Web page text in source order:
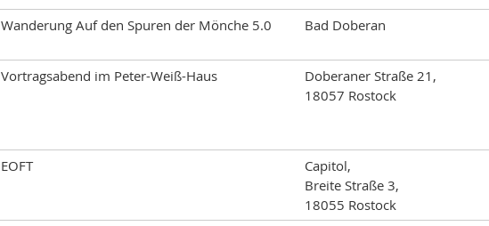
Wanderung Auf den Spuren der Mönche 5.0 Bad Doberan
Vortragsabend im Peter-Weiß-Haus
Doberaner Straße 21,
18057 Rostock
EOFT
Capitol,
Breite Straße 3,
18055 Rostock